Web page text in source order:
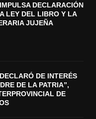
DECLARACIÓN
LEY DEL LIBRO Y LA
JUJEÑA
DE INTERÉS
DE LA PATRIA”,
DE